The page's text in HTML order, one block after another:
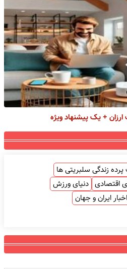
ارزان + یک پیشنهاد ویژه
زندگی سلبریتی ها
اقتصادی دنیای ورزش
اخبار ایران و جهان